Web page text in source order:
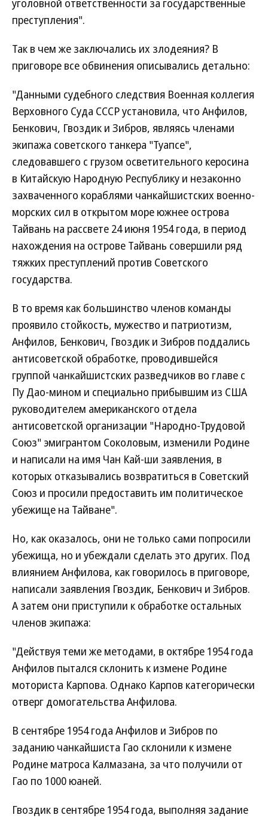
уголовной ответственности за государственные
преступления".
Так в чем же заключались их злодеяния? В
приговоре все обвинения описывались детально:
"Данными судебного следствия Военная коллегия
Верховного Суда СССР установила, что Анфилов,
Бенкович, Гвоздик и Зибров, являясь членами
экипажа советского танкера "Туапсе",
следовавшего с грузом осветительного керосина
в Китайскую Народную Республику и незаконно
захваченного кораблями чанкайшистских военно-
морских сил в открытом море южнее острова
Тайвань на рассвете 24 июня 1954 года, в период
нахождения на острове Тайвань совершили ряд
тяжких преступлений против Советского
государства.
В то время как большинство членов команды
проявило стойкость, мужество и патриотизм,
Анфилов, Бенкович, Гвоздик и Зибров поддались
антисоветской обработке, проводившейся
группой чанкайшистских разведчиков во главе с
Пу Дао-мином и специально прибывшим из США
руководителем американского отдела
антисоветской организации "Народно-Трудовой
Союз" эмигрантом Соколовым, изменили Родине
и написали на имя Чан Кай-ши заявления, в
которых отказывались возвратиться в Советский
Союз и просили предоставить им политическое
убежище на Тайване".
Но, как оказалось, они не только сами попросили
убежища, но и убеждали сделать это других. Под
влиянием Анфилова, как говорилось в приговоре,
написали заявления Гвоздик, Бенкович и Зибров.
А затем они приступили к обработке остальных
членов экипажа:
"Действуя теми же методами, в октябре 1954 года
Анфилов пытался склонить к измене Родине
моториста Карпова. Однако Карпов категорически
отверг домогательства Анфилова.
В сентябре 1954 года Анфилов и Зибров по
заданию чанкайшиста Гао склонили к измене
Родине матроса Калмазана, за что получили от
Гао по 1000 юаней.
Гвоздик в сентябре 1954 года, выполняя задание